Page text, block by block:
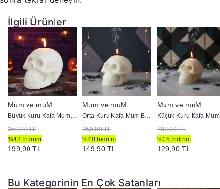
İlgili Ürünler
Mum ve muM
Büyük Kuru Kafa Mum Beyaz
350,00 TL
%43 İndirim
199,90 TL
Mum ve muM
Orta Kuru Kafa Mum Beyaz
250,00 TL
%40 İndirim
149,90 TL
Mum ve muM
200,00 TL
%35 İndirim
129,90 TL
Bu Kategorinin En Çok Satanları